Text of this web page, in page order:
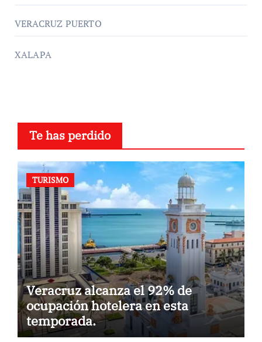
VERACRUZ PUERTO
XALAPA
Te has perdido
TURISMO
Veracruz alcanza el 92% de
ocupación hotelera en esta
temporada.